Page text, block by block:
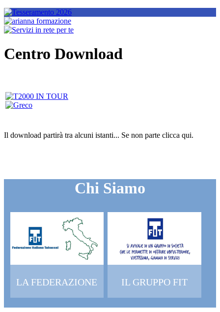
Centro Download
Il download partirà tra alcuni istanti... Se non parte clicca qui.
Chi Siamo
LA FEDERAZIONE IL GRUPPO FIT